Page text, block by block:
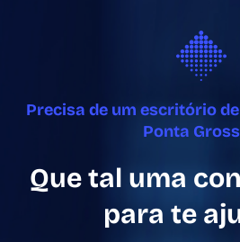
Precisa de um escritório
Ponta
Que tal uma
para te